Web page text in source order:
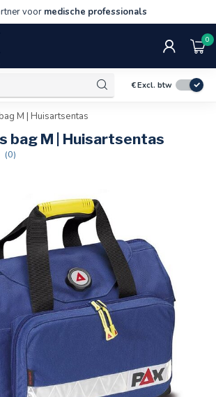
voor medische professionals
0
€Excl. btw
M | Huisartsentas
bag M | Huisartsentas
(0)